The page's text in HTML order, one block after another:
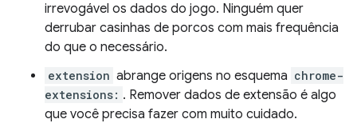
irrevogável os dados do jogo. Ninguém quer
derrubar casinhas de porcos com mais frequência
do que o necessário.
extension abrange origens no esquema chrome-
extensions: . Remover dados de extensão é algo
que você precisa fazer com muito cuidado.